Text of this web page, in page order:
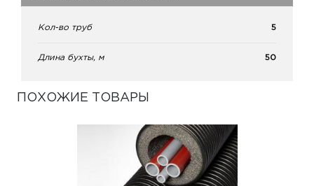
Кол-во труб 5
Длина бухты, м 50
ПОХОЖИЕ ТОВАРЫ